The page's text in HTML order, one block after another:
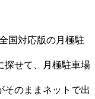
国対応版の月極駐
探せて、月極駐車場
そのままネットで出